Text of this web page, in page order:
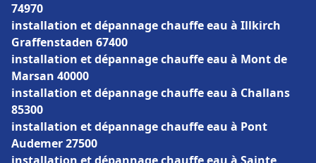
74970
installation et dépannage chauffe eau à Illkirch
Graffenstaden 67400
installation et dépannage chauffe eau à Mont de
Marsan 40000
installation et dépannage chauffe eau à Challans
85300
installation et dépannage chauffe eau à Pont
Audemer 27500